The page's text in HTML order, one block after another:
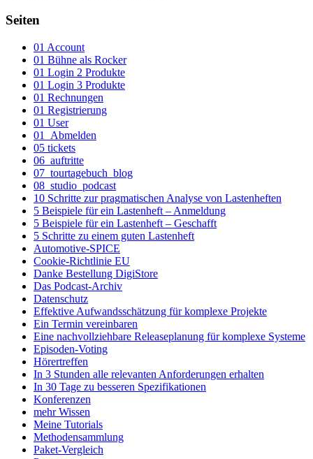
Seiten
01 Account
01 Bühne als Rocker
01 Login 2 Produkte
01 Login 3 Produkte
01 Rechnungen
01 Registrierung
01 User
01_Abmelden
05 tickets
06_auftritte
07_tourtagebuch_blog
08_studio_podcast
10 Schritte zur pragmatischen Analyse von Lastenheften
5 Beispiele für ein Lastenheft – Anmeldung
5 Beispiele für ein Lastenheft – Geschafft
5 Schritte zu einem guten Lastenheft
Automotive-SPICE
Cookie-Richtlinie EU
Danke Bestellung DigiStore
Das Podcast-Archiv
Datenschutz
Effektive Aufwandsschätzung für komplexe Projekte
Ein Termin vereinbaren
Eine nachvollziehbare Releaseplanung für komplexe Systeme
Episoden-Voting
Hörertreffen
In 3 Stunden alle relevanten Anforderungen erhalten
In 30 Tage zu besseren Spezifikationen
Konferenzen
mehr Wissen
Meine Tutorials
Methodensammlung
Paket-Vergleich